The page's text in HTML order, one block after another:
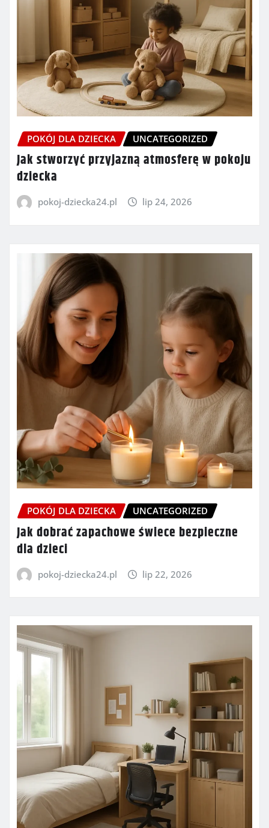
POKÓJ DLA DZIECKA UNCATEGORIZED
Jak stworzyć przyjazną atmosferę w pokoju
dziecka
pokoj-dziecka24.pl lip 24, 2026
POKÓJ DLA DZIECKA UNCATEGORIZED
Jak dobrać zapachowe świece bezpieczne
dla dzieci
pokoj-dziecka24.pl lip 22, 2026